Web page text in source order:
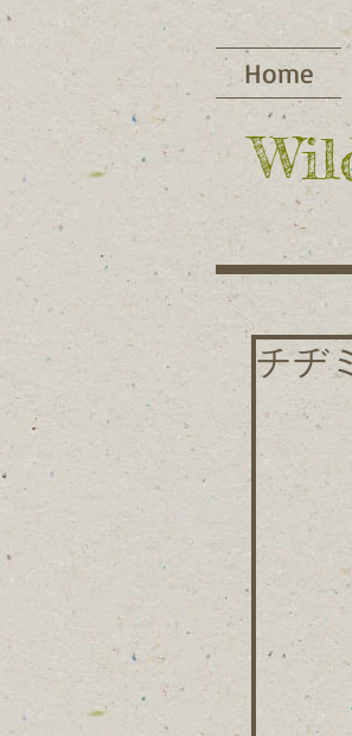
Home
チヂ